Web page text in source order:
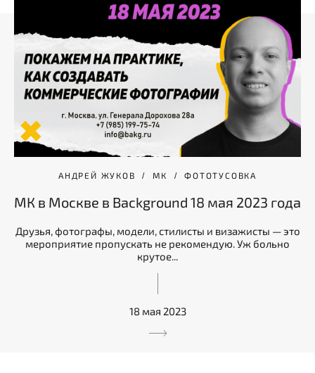
АНДРЕЙ ЖУКОВ МК ФОТОТУСОВКА
МК в Москве в Background 18 мая 2023 года
Друзья, фотографы, модели, стилисты и визажисты — это
мероприятие пропускать не рекомендую. Уж больно
крутое...
18 мая 2023